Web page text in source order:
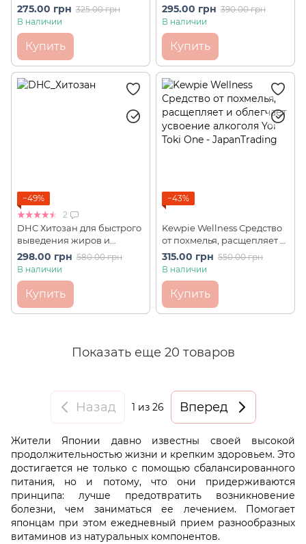
кислота со вкусом персика
40 шт на 20 дней
275.00 грн 325.00 грн
В наличии
Купить
дней
295.00 грн 390.00 грн
В наличии
Купить
−49%
2
DHC Хитозан для быстрого
выведения жиров и
токсинов Сhitosan 90шт на
30 дней
298.00 грн 580.00 грн
В наличии
Купить
−43%
Kewpie Wellness Средство
от похмелья, расщепляет и
облегчает усвоение
алкоголя Yoi Toki One 7 шт.
315.00 грн 550.00 грн
В наличии
Купить
Показать еще 20 товаров
Назад 1 из 26 Вперед
Жители Японии давно известны своей высокой
продолжительностью жизни и крепким здоровьем. Это
достигается не только с помощью сбалансированного
питания, но и потому, что они придерживаются
принципа: лучше предотвратить возникновение
болезни, чем заниматься ее лечением. Помогает
японцам при этом ежедневный прием разнообразных
витаминов из натуральных компонентов.